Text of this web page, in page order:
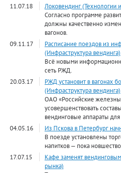
11.07.18
Локовендинг (Технологии
Согласно программе
должны качественно
вагонов.
09.11.17
Расписание поездов из
(Инфраструктура вендинга)
Всё новыми
сеть РЖД.
20.03.17
РЖД установит в вагонах
(Инфраструктура вендинга)
ОАО «Российские
усовершенствовать
вендинговые аппараты
04.05.16
Из Пскова в Петербург
В поезде установлены
напитков — пока
17.07.15
Кафе заменят
рынка)